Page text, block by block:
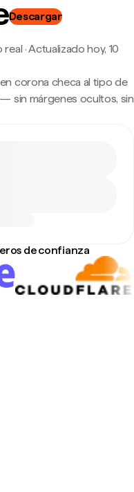
Descargar
real ·Actualizado hoy, 10
corona checa al tipo de
sin márgenes ocultos, sin
de confianza